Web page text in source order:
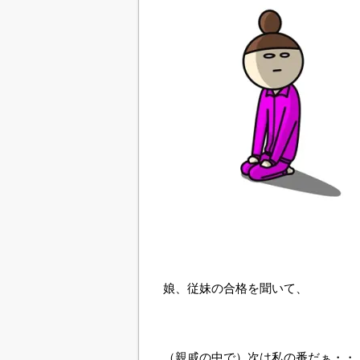
娘、従妹の合格を聞いて、
（親戚の中で）次は私の番だぁ・・